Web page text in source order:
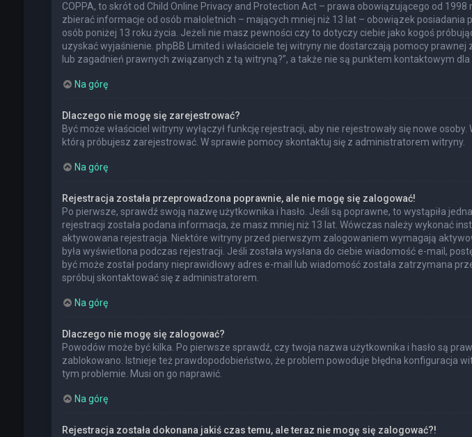
COPPA, to skrót od Child Online Privacy and Protection Act – prawa obowiązującego od
zbierać informacje od osób małoletnich – mających mniej niż 13 lat – obowiązek
osób poniżej 13 roku życia. Jeżeli nie masz pewności czy to dotyczy ciebie jako kogoś
uzyskać wyjaśnienie. phpBB Limited i właściciele tej witryny nie dostarczają pomocy
lub zagadnień prawnych związanych z tą witryną?”, a także nie są punktem kontaktowym
Na górę
Dlaczego nie mogę się zarejestrować?
Być może właściciel witryny wyłączył funkcję rejestracji, aby nie rejestrowały się nowe
którą próbujesz zarejestrować. W sprawie pomocy skontaktuj się z administratorem witryny.
Na górę
Rejestracja została przeprowadzona poprawnie, ale nie mogę się zalogować!
Po pierwsze, sprawdź swoją nazwę użytkownika i hasło. Jeśli są poprawne, to wystąpiła
rejestracji została podana informacja, że masz mniej niż 13 lat. Wówczas należy wykonać
aktywowana rejestracja. Niektóre witryny przed pierwszym zalogowaniem wymagają
była wyświetlona podczas rejestracji. Jeśli została wysłana do ciebie wiadomość e-mail,
być może został podany nieprawidłowy adres e-mail lub wiadomość została zatrzymana
spróbuj skontaktować się z administratorem.
Na górę
Dlaczego nie mogę się zalogować?
Powodów może być kilka. Po pierwsze sprawdź, czy twoja nazwa użytkownika i hasło są
zablokowano. Istnieje też prawdopodobieństwo, że problem powoduje błędna konfiguracja
tym problemie. Musi on go naprawić.
Na górę
Rejestracja została dokonana jakiś czas temu, ale teraz nie mogę się zalogować?!